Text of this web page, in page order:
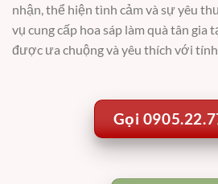
nhận, thể hiện tình cảm và sự yêu
vụ cung cấp hoa sáp làm quà tân gia
được ưa chuộng và yêu thích với tính
Gọi